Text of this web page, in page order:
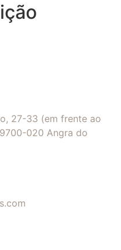
27-33 (em frente ao
020 Angra do